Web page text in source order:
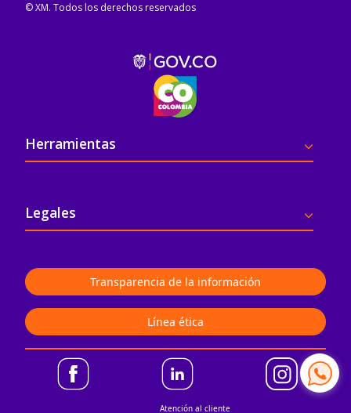
Atención al cliente
© XM. Todos los derechos reservados
Pie de página
Herramientas
Legales
Transparencia de la información
Línea ética